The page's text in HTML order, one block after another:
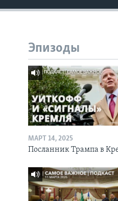
Эпизоды
МАРТ 14, 2025
Посланник Трампа в